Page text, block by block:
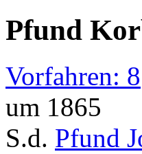
Pfund
Vorfahren: 8
um 1865
S.d. Pfund